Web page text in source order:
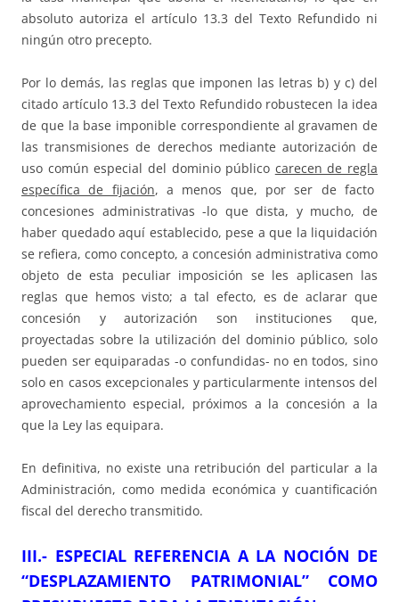
absoluto autoriza el artículo 13.3 del Texto Refundido ni
ningún otro precepto.
Por lo demás, las reglas que imponen las letras b) y c) del
citado artículo 13.3 del Texto Refundido robustecen la idea
de que la base imponible correspondiente al gravamen de
las transmisiones de derechos mediante autorización de
uso común especial del dominio público carecen de regla
específica de fijación, a menos que, por ser de facto
concesiones administrativas -lo que dista, y mucho, de
haber quedado aquí establecido, pese a que la liquidación
se refiera, como concepto, a concesión administrativa como
objeto de esta peculiar imposición se les aplicasen las
reglas que hemos visto; a tal efecto, es de aclarar que
concesión y autorización son instituciones que,
proyectadas sobre la utilización del dominio público, solo
pueden ser equiparadas -o confundidas- no en todos, sino
solo en casos excepcionales y particularmente intensos del
aprovechamiento especial, próximos a la concesión a la
que la Ley las equipara.
En definitiva, no existe una retribución del particular a la
Administración, como medida económica y cuantificación
fiscal del derecho transmitido.
III.- ESPECIAL REFERENCIA A LA NOCIÓN DE
“DESPLAZAMIENTO PATRIMONIAL” COMO